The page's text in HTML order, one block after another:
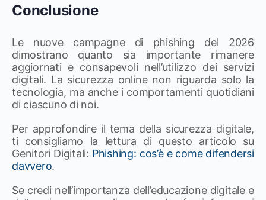
Conclusione
Le nuove campagne di phishing del 2026
dimostrano quanto sia importante rimanere
aggiornati e consapevoli nell’utilizzo dei servizi
digitali. La sicurezza online non riguarda solo la
tecnologia, ma anche i comportamenti quotidiani
di ciascuno di noi.
Per approfondire il tema della sicurezza digitale,
ti consigliamo la lettura di questo articolo su
Genitori Digitali: Phishing: cos’è e come difendersi
davvero.
Se credi nell’importanza dell’educazione digitale e